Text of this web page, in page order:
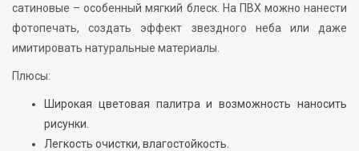
сатиновые – особенный мягкий блеск. На ПВХ можно нанести
фотопечать, создать эффект звездного неба или даже
имитировать натуральные материалы.
Плюсы:
Широкая цветовая палитра и возможность наносить
рисунки.
Легкость очистки, влагостойкость.